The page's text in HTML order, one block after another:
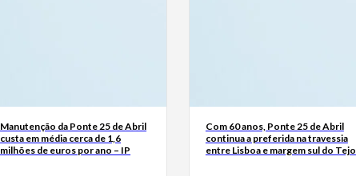
Manutenção da Ponte 25 de Abril
custa em média cerca de 1,6
milhões de euros por ano – IP
Com 60 anos, Ponte 25 de Abril
continua a preferida na travessia
entre Lisboa e margem sul do Tejo